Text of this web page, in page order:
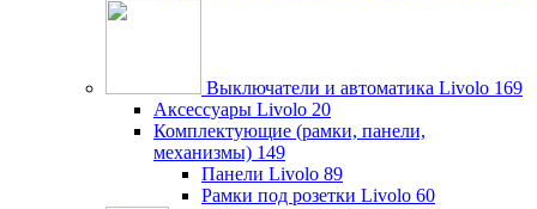
Выключатели и автоматика Livolo 169
Аксессуары Livolo 20
Комплектующие (рамки, панели,
механизмы) 149
Панели Livolo 89
Рамки под розетки Livolo 60